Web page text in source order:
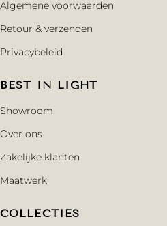
Algemene voorwaarden
Retour & verzenden
Privacybeleid
BEST IN LIGHT
Showroom
Over ons
Zakelijke klanten
Maatwerk
COLLECTIES